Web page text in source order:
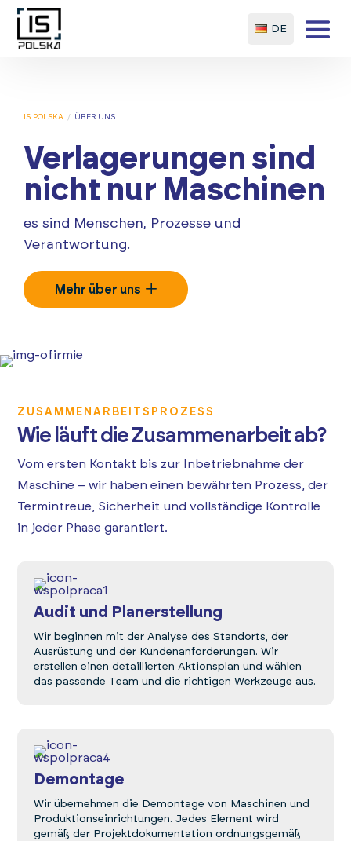
DE
IS POLSKA / ÜBER UNS
Verlagerungen sind
nicht nur Maschinen
es sind Menschen, Prozesse und
Verantwortung.
Mehr über uns
ZUSAMMENARBEITSPROZESS
Wie läuft die Zusammenarbeit ab?
Vom ersten Kontakt bis zur Inbetriebnahme der
Maschine – wir haben einen bewährten Prozess, der
Termintreue, Sicherheit und vollständige Kontrolle
in jeder Phase garantiert.
Audit und Planerstellung
Wir beginnen mit der Analyse des Standorts, der
Ausrüstung und der Kundenanforderungen. Wir
erstellen einen detaillierten Aktionsplan und wählen
das passende Team und die richtigen Werkzeuge aus.
Demontage
Wir übernehmen die Demontage von Maschinen und
Produktionseinrichtungen. Jedes Element wird
gemäß der Projektdokumentation ordnungsgemäß